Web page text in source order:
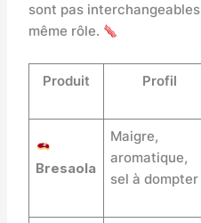
sont pas
même rôle.
Produit Profil
Bresaola
Maigre,
aromatique,
sel à dompter